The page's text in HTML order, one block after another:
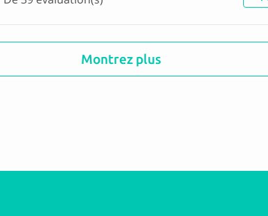
Carrosserie des Ardennes S.P.R.L.
Montrez plus